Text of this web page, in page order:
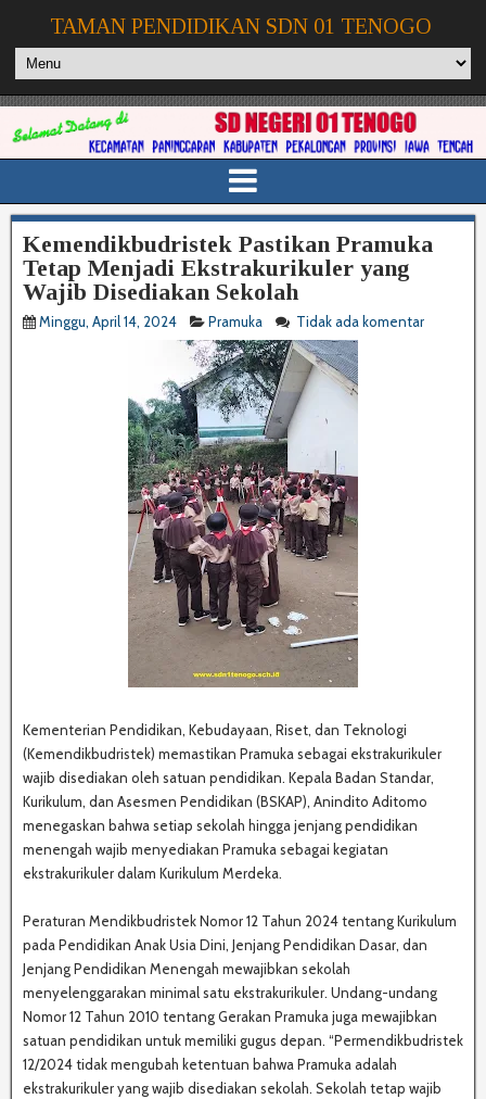
TAMAN PENDIDIKAN SDN 01 TENOGO
Kemendikbudristek Pastikan Pramuka
Tetap Menjadi Ekstrakurikuler yang
Wajib Disediakan Sekolah
Minggu, April 14, 2024 Pramuka Tidak ada komentar
Kementerian Pendidikan, Kebudayaan, Riset, dan Teknologi
(Kemendikbudristek) memastikan Pramuka sebagai ekstrakurikuler
wajib disediakan oleh satuan pendidikan. Kepala Badan Standar,
Kurikulum, dan Asesmen Pendidikan (BSKAP), Anindito Aditomo
menegaskan bahwa setiap sekolah hingga jenjang pendidikan
menengah wajib menyediakan Pramuka sebagai kegiatan
ekstrakurikuler dalam Kurikulum Merdeka.
Peraturan Mendikbudristek Nomor 12 Tahun 2024 tentang Kurikulum
pada Pendidikan Anak Usia Dini, Jenjang Pendidikan Dasar, dan
Jenjang Pendidikan Menengah mewajibkan sekolah
menyelenggarakan minimal satu ekstrakurikuler. Undang-undang
Nomor 12 Tahun 2010 tentang Gerakan Pramuka juga mewajibkan
satuan pendidikan untuk memiliki gugus depan. “Permendikbudristek
12/2024 tidak mengubah ketentuan bahwa Pramuka adalah
ekstrakurikuler yang wajib disediakan sekolah. Sekolah tetap wajib